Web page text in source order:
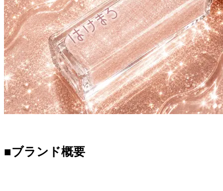
■ブランド概要